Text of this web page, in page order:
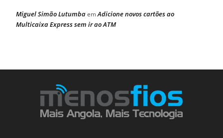
Miguel Simão LutumbaemAdicione novos cartões ao
Multicaixa Express sem ir ao ATM